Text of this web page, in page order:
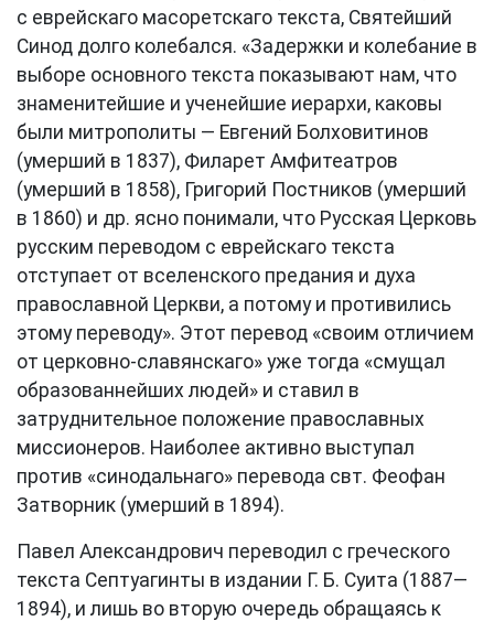
с еврейскаго масоретскаго текста, Святейший
Синод долго колебался. «Задержки и колебание в
выборе основного текста показывают нам, что
знаменитейшие и ученейшие иерархи, каковы
были митрополиты — Евгений Болховитинов
(умерший в 1837), Филарет Амфитеатров
(умерший в 1858), Григорий Постников (умерший
в 1860) и др. ясно понимали, что Русская Церковь
русским переводом с еврейскаго текста
отступает от вселенского предания и духа
православной Церкви, а потому и противились
этому переводу». Этот перевод «своим отличием
от церковно-славянскаго» уже тогда «смущал
образованнейших людей» и ставил в
затруднительное положение православных
миссионеров. Наиболее активно выступал
против «синодальнаго» перевода свт. Феофан
Затворник (умерший в 1894).
Павел Александрович переводил с греческого
текста Септуагинты в издании Г. Б. Суита (1887—
1894), и лишь во вторую очередь обращаясь к